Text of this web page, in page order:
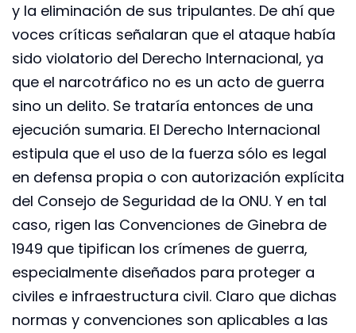
y la eliminación de sus tripulantes. De ahí que
voces críticas señalaran que el ataque había
sido violatorio del Derecho Internacional, ya
que el narcotráfico no es un acto de guerra
sino un delito. Se trataría entonces de una
ejecución sumaria. El Derecho Internacional
estipula que el uso de la fuerza sólo es legal
en defensa propia o con autorización explícita
del Consejo de Seguridad de la ONU. Y en tal
caso, rigen las Convenciones de Ginebra de
1949 que tipifican los crímenes de guerra,
especialmente diseñados para proteger a
civiles e infraestructura civil. Claro que dichas
normas y convenciones son aplicables a las